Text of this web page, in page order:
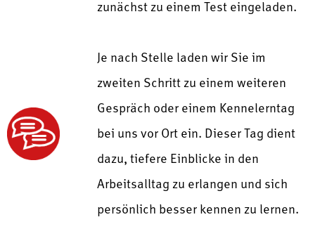
zunächst zu einem Test eingeladen.
Je nach Stelle laden wir Sie im
zweiten Schritt zu einem weiteren
Gespräch oder einem Kennelerntag
bei uns vor Ort ein. Dieser Tag dient
dazu, tiefere Einblicke in den
Arbeitsalltag zu erlangen und sich
persönlich besser kennen zu lernen.